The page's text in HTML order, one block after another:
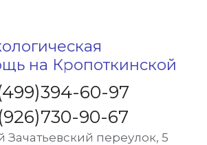
на Кропоткинской
60-97
90-67
Зачатьевский переулок, 5